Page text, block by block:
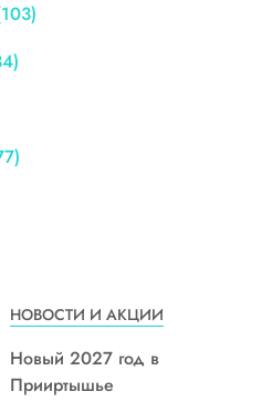
НОВОСТИ И АКЦИИ
Новый 2027 год в
Прииртышье